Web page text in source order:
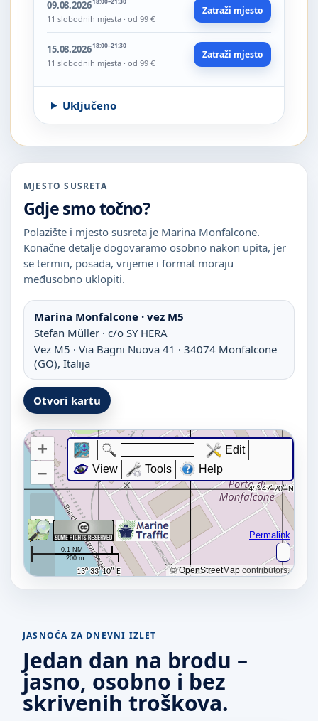
09.08.2026
11 slobodnih mjesta · od 99 €
Zatraži mjesto
15.08.202618:00–21:30
11 slobodnih mjesta · od 99 €
Zatraži mjesto
Uključeno
MJESTO SUSRETA
Gdje smo točno?
Polazište i mjesto susreta je Marina Monfalcone.
Konačne detalje dogovaramo osobno nakon upita, jer
se termin, posada, vrijeme i format moraju
međusobno uklopiti.
Marina Monfalcone · vez M5
Stefan Müller · c/o SY HERA
Vez M5 · Via Bagni Nuova 41 · 34074 Monfalcone
(GO), Italija
Otvori kartu
JASNOĆA ZA DNEVNI IZLET
Jedan dan na brodu –
jasno, osobno i bez
skrivenih troškova.